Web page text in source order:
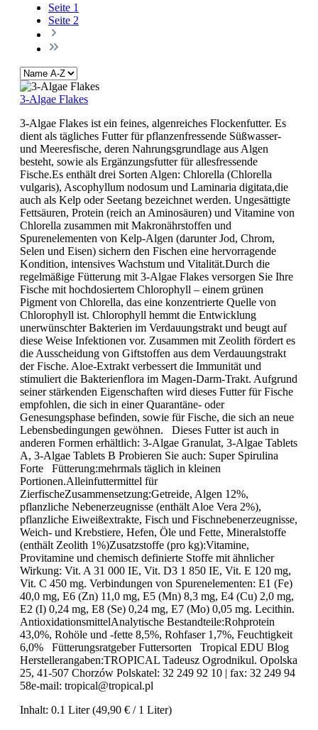
Seite 1
Seite 2
3-Algae Flakes
3-Algae Flakes ist ein feines, algenreiches Flockenfutter. Es
dient als tägliches Futter für pflanzenfressende Süßwasser-
und Meeresfische, deren Nahrungsgrundlage aus Algen
besteht, sowie als Ergänzungsfutter für allesfressende
Fische.Es enthält drei Sorten Algen: Chlorella (Chlorella
vulgaris), Ascophyllum nodosum und Laminaria digitata,die
auch als Kelp oder Seetang bezeichnet werden. Ungesättigte
Fettsäuren, Protein (reich an Aminosäuren) und Vitamine von
Chlorella zusammen mit Makronährstoffen und
Spurenelementen von Kelp-Algen (darunter Jod, Chrom,
Selen und Eisen) sichern den Fischen eine hervorragende
Kondition, intensives Wachstum und Vitalität.Durch die
regelmäßige Fütterung mit 3-Algae Flakes versorgen Sie Ihre
Fische mit hochdosiertem Chlorophyll – einem grünen
Pigment von Chlorella, das eine konzentrierte Quelle von
Chlorophyll ist. Chlorophyll hemmt die Entwicklung
unerwünschter Bakterien im Verdauungstrakt und beugt auf
diese Weise Infektionen vor. Zusammen mit Zeolith fördert es
die Ausscheidung von Giftstoffen aus dem Verdauungstrakt
der Fische. Aloe-Extrakt verbessert die Immunität und
stimuliert die Bakterienflora im Magen-Darm-Trakt. Aufgrund
seiner stärkenden Eigenschaften wird dieses Futter für Fische
empfohlen, die sich in einer Quarantäne- oder
Genesungsphase befinden, sowie für Fische, die sich an neue
Lebensbedingungen gewöhnen. Dieses Futter ist auch in
anderen Formen erhältlich: 3-Algae Granulat, 3-Algae Tablets
A, 3-Algae Tablets B Probieren Sie auch: Super Spirulina
Forte Fütterung:mehrmals täglich in kleinen
Portionen.Alleinfuttermittel für
ZierfischeZusammensetzung:Getreide, Algen 12%,
pflanzliche Nebenerzeugnisse (enthält Aloe Vera 2%),
pflanzliche Eiweißextrakte, Fisch und Fischnebenerzeugnisse,
Weich- und Krebstiere, Hefen, Öle und Fette, Mineralstoffe
(enthält Zeolith 1%)Zusatzstoffe (pro kg):Vitamine,
Provitamine und chemisch definierte Stoffe mit ähnlicher
Wirkung: Vit. A 31 000 IE, Vit. D3 1 850 IE, Vit. E 120 mg,
Vit. C 450 mg. Verbindungen von Spurenelementen: E1 (Fe)
40,0 mg, E6 (Zn) 11,0 mg, E5 (Mn) 8,3 mg, E4 (Cu) 2,0 mg,
E2 (I) 0,24 mg, E8 (Se) 0,24 mg, E7 (Mo) 0,05 mg. Lecithin.
AntioxidationsmittelAnalytische Bestandteile:Rohprotein
43,0%, Rohöle und -fette 8,5%, Rohfaser 1,7%, Feuchtigkeit
6,0% Fütterungsratgeber Futtersorten Tropical EDU Blog
Herstellerangaben:TROPICAL Tadeusz Ogrodnikul. Opolska
25, 41-507 Chorzów Polskatel: 32 249 92 10 | fax: 32 249 94
58e-mail: tropical@tropical.pl
Inhalt: 0.1 Liter(49,90 € / 1 Liter)